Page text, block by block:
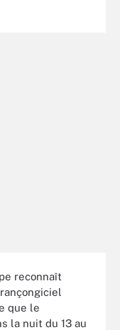
reconnaît
que le
la nuit du 13 au